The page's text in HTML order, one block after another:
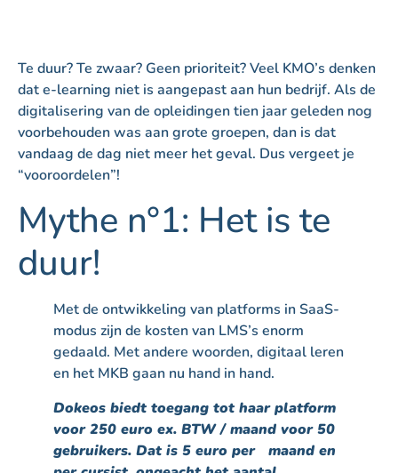
Te duur? Te zwaar? Geen prioriteit? Veel KMO’s denken
dat e-learning niet is aangepast aan hun bedrijf. Als de
digitalisering van de opleidingen tien jaar geleden nog
voorbehouden was aan grote groepen, dan is dat
vandaag de dag niet meer het geval. Dus vergeet je
“vooroordelen”!
Mythe n°1: Het is te
duur!
Met de ontwikkeling van platforms in SaaS-
modus zijn de kosten van LMS’s enorm
gedaald. Met andere woorden, digitaal leren
en het MKB gaan nu hand in hand.
Dokeos biedt toegang tot haar platform
voor 250 euro ex. BTW / maand voor 50
gebruikers. Dat is 5 euro per maand en